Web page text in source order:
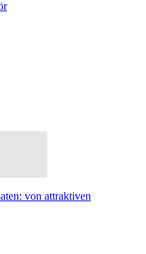
von attraktiven